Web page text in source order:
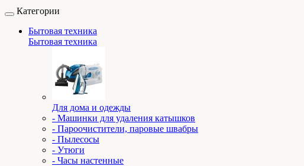
Категории
Бытовая техника
Бытовая техника
Для дома и одежды
- Машинки для удаления катышков
- Пароочистители, паровые швабры
- Пылесосы
- Утюги
- Часы настенные